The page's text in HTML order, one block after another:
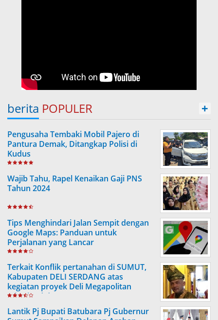
berita POPULER +
Pengusaha Tembaki Mobil Pajero di
Pantura Demak, Ditangkap Polisi di
Kudus
Wajib Tahu, Rapel Kenaikan Gaji PNS
Tahun 2024
Tips Menghindari Jalan Sempit dengan
Google Maps: Panduan untuk
Perjalanan yang Lancar
Terkait Konflik pertanahan di SUMUT,
Kabupaten DELI SERDANG atas
kegiatan proyek Deli Megapolitan
(Citraland dengan PTPN 2, NDP)
Lantik Pj Bupati Batubara Pj Gubernur